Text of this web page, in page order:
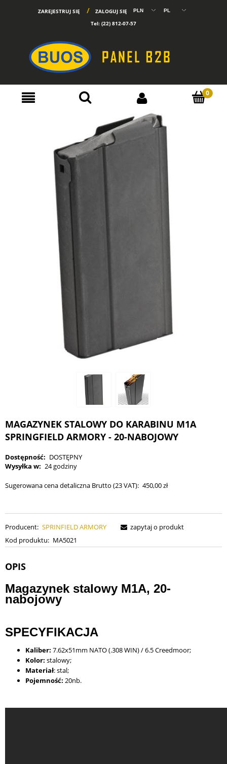
ZAREJESTRUJ SIĘ
ZALOGUJ SIĘ
Tel: (22) 812-07-57
MAGAZYNEK STALOWY DO KARABINU M1A
SPRINGFIELD ARMORY - 20-NABOJOWY
Dostępność: DOSTĘPNY
Wysyłka w: 24 godziny
Sugerowana cena detaliczna Brutto (23 VAT): 450,00 zł
Producent: SPRINFIELD ARMORY
Kod produktu: MA5021
zapytaj o produkt
OPIS
Magazynek stalowy M1A, 20-
nabojowy
SPECYFIKACJA
Kaliber: 7.62x51mm NATO (.308 WIN) / 6.5 Creedmoor;
Kolor: stalowy;
Materiał: stal;
Pojemność: 20nb.